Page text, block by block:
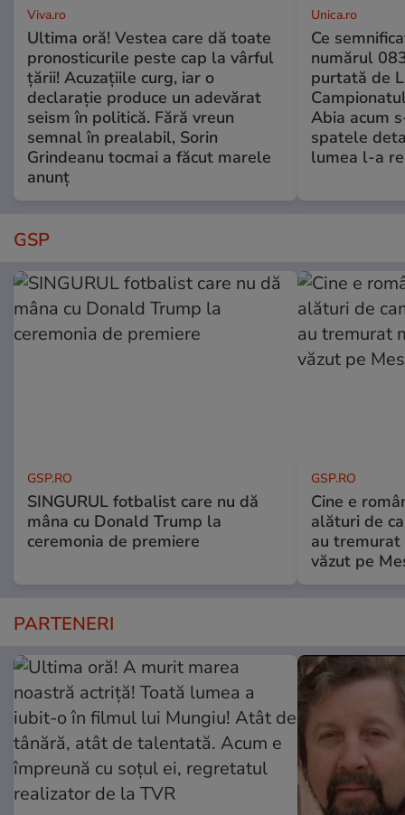
Viva.ro
Ultima oră! Vestea care dă toate
pronosticurile peste cap la vârful
țării! Acuzațiile curg, iar o
declarație produce un adevărat
seism în politică. Fără vreun
semnal în prealabil, Sorin
Grindeanu tocmai a făcut marele
anunț
Unica.ro
Ce
numărul
purtată de
Abia acum
spatele
lumea l-a
GSP
GSP.RO
SINGURUL fotbalist care nu dă
mâna cu Donald Trump la
ceremonia de premiere
GSP.RO
Cine e
alături de
au
văzut pe
PARTENERI